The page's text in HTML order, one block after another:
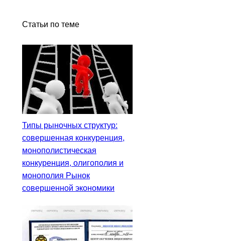
Статьи по теме
Типы рыночных структур:
совершенная конкуренция,
монополистическая
конкуренция, олигополия и
монополия Рынок
совершенной экономики